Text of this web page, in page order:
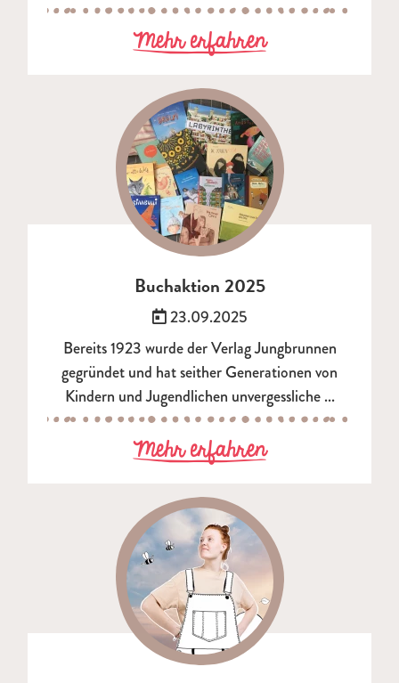
Mehr erfahrenzu
Buchaktion 2025
Veröffentlicht am:
23.09.2025
Bereits 1923 wurde der Verlag Jungbrunnen
gegründet und hat seither Generationen von
Kindern und Jugendlichen unvergessliche ...
Mehr erfahrenzu Buchaktion